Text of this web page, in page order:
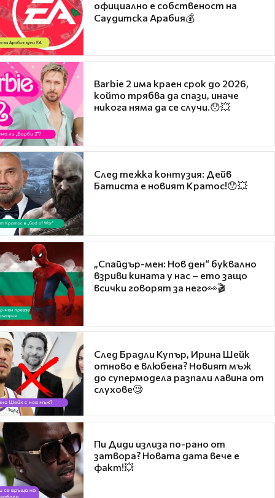
официално е собственост на
Саудитска Арабия💰
Barbie 2 има краен срок до 2026,
който трябва да спази, иначе
никога няма да се случи.😯💥
След тежка контузия: Дейв
Батиста е новият Кратос!😯💥
„Спайдър-мен: Нов ден“ буквално
взриви кината у нас – ето защо
всички говорят за него👀🎬
След Брадли Купър, Ирина Шейк
отново е влюбена? Новият мъж
до супермодела разпали лавина от
слухове🧐
Пи Диди излиза по-рано от
затвора? Новата дата вече е
факт!💥